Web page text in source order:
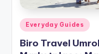
Posted
in
Everyday Guides
Biro Travel